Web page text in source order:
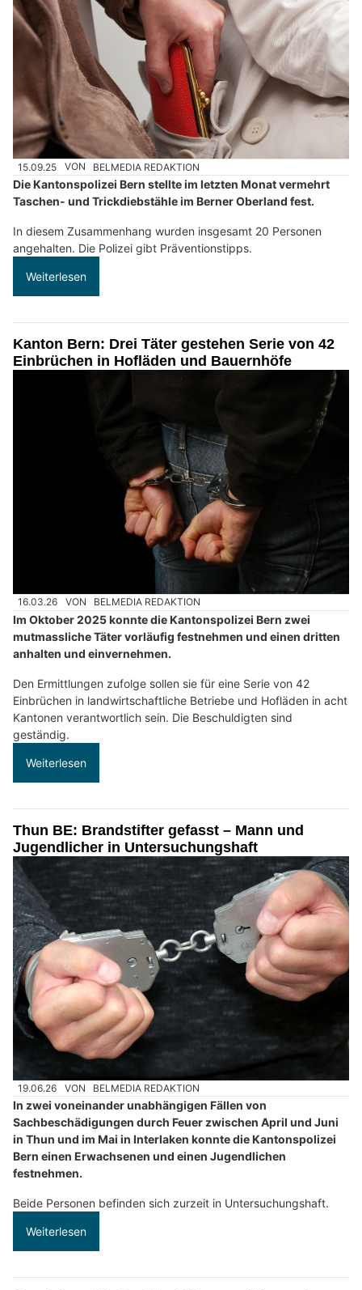
15.09.25 VON BELMEDIA REDAKTION
Die Kantonspolizei Bern stellte im letzten Monat vermehrt
Taschen- und Trickdiebstähle im Berner Oberland fest.
In diesem Zusammenhang wurden insgesamt 20 Personen
angehalten. Die Polizei gibt Präventionstipps.
Weiterlesen
Kanton Bern: Drei Täter gestehen Serie von 42
Einbrüchen in Hofläden und Bauernhöfe
16.03.26 VON BELMEDIA REDAKTION
Im Oktober 2025 konnte die Kantonspolizei Bern zwei
mutmassliche Täter vorläufig festnehmen und einen dritten
anhalten und einvernehmen.
Den Ermittlungen zufolge sollen sie für eine Serie von 42
Einbrüchen in landwirtschaftliche Betriebe und Hofläden in acht
Kantonen verantwortlich sein. Die Beschuldigten sind
geständig.
Weiterlesen
Thun BE: Brandstifter gefasst – Mann und
Jugendlicher in Untersuchungshaft
19.06.26 VON BELMEDIA REDAKTION
In zwei voneinander unabhängigen Fällen von
Sachbeschädigungen durch Feuer zwischen April und Juni
in Thun und im Mai in Interlaken konnte die Kantonspolizei
Bern einen Erwachsenen und einen Jugendlichen
festnehmen.
Beide Personen befinden sich zurzeit in Untersuchungshaft.
Weiterlesen